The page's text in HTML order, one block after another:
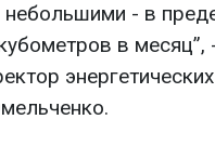
небольшими - в
в